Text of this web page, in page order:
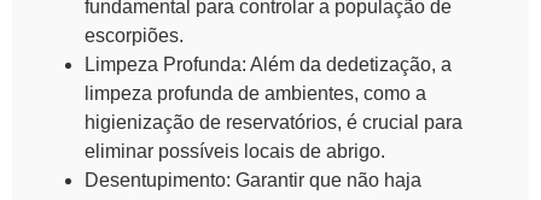
fundamental para controlar a população de
escorpiões.
Limpeza Profunda: Além da dedetização, a
limpeza profunda de ambientes, como a
higienização de reservatórios, é crucial para
eliminar possíveis locais de abrigo.
Desentupimento: Garantir que não haja